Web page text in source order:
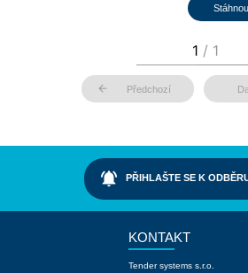
arrow_back Předchozí
notifications_active PŘIHLAŠTE SE K
KONTAKT
Tender systems s.r.o.